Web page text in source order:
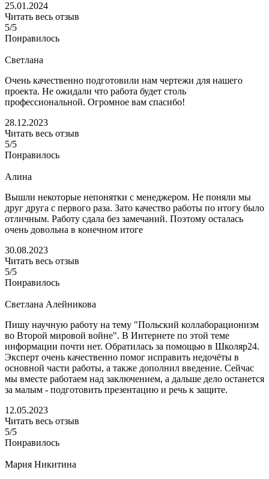
25.01.2024
Читать весь отзыв
5/5
Понравилось
Светлана
Очень качественно подготовили нам чертежи для нашего
проекта. Не ожидали что работа будет столь
профессиональной. Огромное вам спасибо!
28.12.2023
Читать весь отзыв
5/5
Понравилось
Алина
Вышли некоторые непонятки с менеджером. Не поняли мы
друг друга с первого раза. Зато качество работы по итогу было
отличным. Работу сдала без замечаний. Поэтому осталась
очень довольна в конечном итоге
30.08.2023
Читать весь отзыв
5/5
Понравилось
Светлана Алейникова
Пишу научную работу на тему "Польский коллаборационизм
во Второй мировой войне". В Интернете по этой теме
информации почти нет. Обратилась за помощью в Школяр24.
Эксперт очень качественно помог исправить недочёты в
основной части работы, а также дополнил введение. Сейчас
мы вместе работаем над заключением, а дальше дело останется
за малым - подготовить презентацию и речь к защите.
12.05.2023
Читать весь отзыв
5/5
Понравилось
Мария Никитина